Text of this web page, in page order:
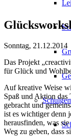
Sonntag, 21.12.2014
Das Projekt
für Glück und
Auf kreative Weise
Spaß und Aktion das
gebracht und
ist es wichtiger denn
herausfinden, was
Weg zu geben, dass